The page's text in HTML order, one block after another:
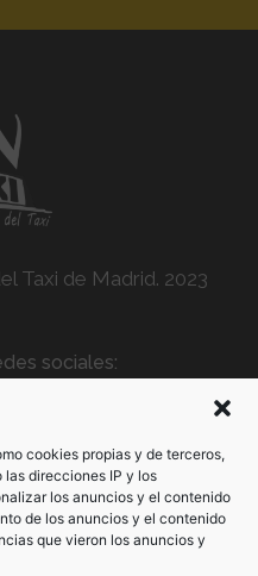
cookies propias y de terceros,
las direcciones IP y los
los anuncios y el contenido
de los anuncios y el contenido
que vieron los anuncios y
Taxi de Madrid. 2023
sociales:
70 21